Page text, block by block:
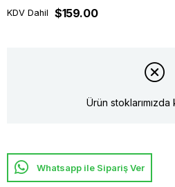
KDV Dahil $159.00
Ürün stoklarımızda
Whatsapp ile Sipariş Ver